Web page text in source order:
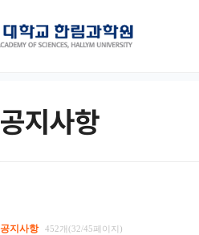
공지사항
공지사항 452개(32/45페이지)